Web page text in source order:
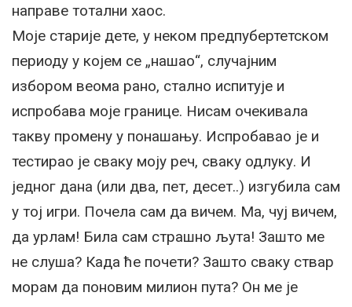
направе тотални хаос.
Моје старије дете, у неком предпубертетском
периоду у којем се „нашао“, случајним
избором веома рано, стално испитује и
испробава моје границе. Нисам очекивала
такву промену у понашању. Испробавао је и
тестирао је сваку моју реч, сваку одлуку. И
једног дана (или два, пет, десет..) изгубила сам
у тој игри. Почела сам да вичем. Ма, чуј вичем,
да урлам! Била сам страшно љута! Зашто ме
не слуша? Када ће почети? Зашто сваку ствар
морам да поновим милион пута? Он ме је